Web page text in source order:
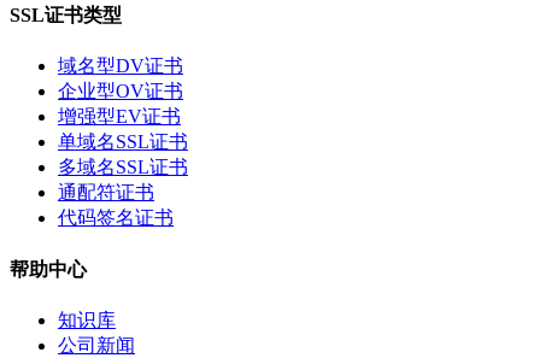
SSL证书类型
域名型DV证书
企业型OV证书
增强型EV证书
单域名SSL证书
多域名SSL证书
通配符证书
代码签名证书
帮助中心
知识库
公司新闻